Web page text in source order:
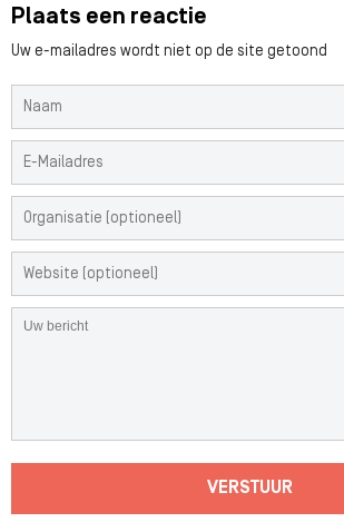
Plaats een reactie
Uw e-mailadres wordt niet op de site getoond
VERSTUUR